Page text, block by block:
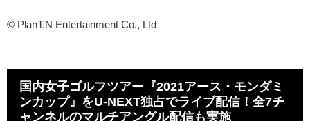
© PlanT.N Entertainment Co., Ltd
国内女子ゴルフツアー『2021アース・モンダミ
ンカップ』をU-NEXT独占でライブ配信！全7チ
ャンネルのマルチアングル配信も実施